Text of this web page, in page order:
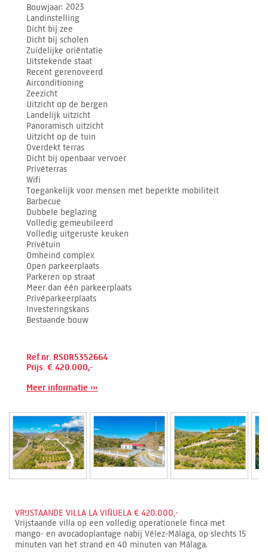
Bouwjaar 2023
Landinstelling
Dicht bij zee
Dicht bij scholen
Zuidelijke oriëntatie
Uitstekende staat
Recent gerenoveerd
Airconditioning
Zeezicht
Uitzicht op de bergen
Landelijk uitzicht
Panoramisch uitzicht
Uitzicht op de tuin
Overdekt terras
Dicht bij openbaar vervoer
Privéterras
Wifi
Toegankelijk voor mensen met beperkte mobiliteit
Barbecue
Dubbele beglazing
Volledig gemeubileerd
Volledig uitgeruste keuken
Privétuin
Omheind complex
Open parkeerplaats
Parkeren op straat
Meer dan één parkeerplaats
Privéparkeerplaats
Investeringskans
Bestaande bouw
Ref.nr: RSOR5352664
Prijs: € 420.000,-
Meer informatie ›››
VRIJSTAANDE VILLA LA VIÑUELA € 420.000,-
Vrijstaande villa op een volledig operationele finca met
mango- en avocadoplantage nabij Vélez-Málaga, op slechts 15
minuten van het strand en 40 minuten van Málaga.